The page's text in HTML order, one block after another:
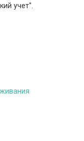
учет".